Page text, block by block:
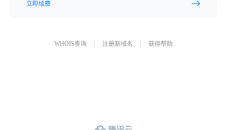
立即续费
WHOIS查询 注册新域名 获得帮助